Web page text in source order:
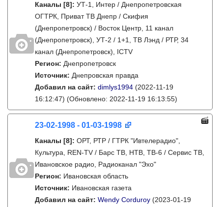
Каналы [8]: УТ-1, Интер / Днепропетровская
ОГТРК, Приват ТВ Днепр / Скифия
(Днепропетровск) / Восток Центр, 11 канал
(Днепропетровск), УТ-2 / 1+1, ТВ Лэнд / РТР, 34
канал (Днепропетровск), ICTV
Регион: Днепропетровск
Источник: Днепровская правда
Добавил на сайт: dimlys1994 (2022-11-19
16:12:47) (Обновлено: 2022-11-19 16:13:55)
23-02-1998 - 01-03-1998
Каналы [8]: ОРТ, РТР / ГТРК "Ивтелерадио",
Культура, REN-TV / Барс ТВ, НТВ, ТВ-6 / Сервис ТВ,
Ивановское радио, Радиоканал "Эхо"
Регион: Ивановская область
Источник: Ивановская газета
Добавил на сайт: Wendy Corduroy (2023-01-19